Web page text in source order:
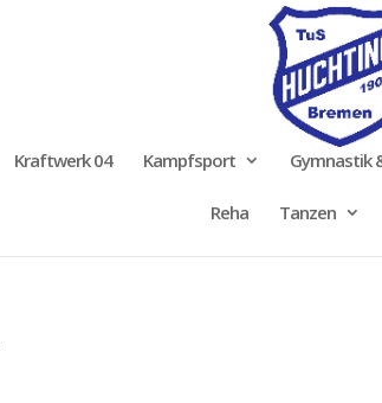
Kraftwerk 04 Kampfsport Gymnastik
Reha Tanzen